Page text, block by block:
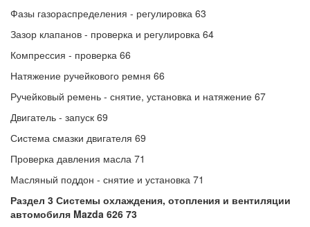
Фазы газораспределения - регулировка 63
Зазор клапанов - проверка и регулировка 64
Компрессия - проверка 66
Натяжение ручейкового ремня 66
Ручейковый ремень - снятие, установка и натяжение 67
Двигатель - запуск 69
Система смазки двигателя 69
Проверка давления масла 71
Масляный поддон - снятие и установка 71
Раздел 3 Системы охлаждения, отопления и вентиляции
автомобиля Mazda 626 73